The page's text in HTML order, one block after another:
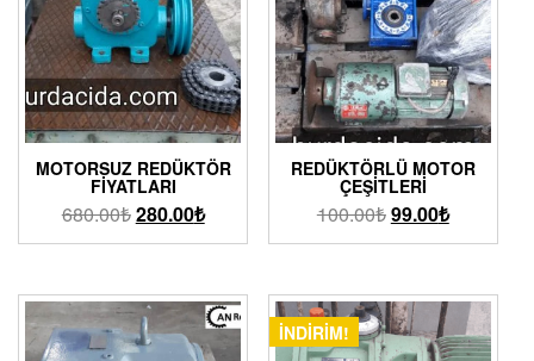
MOTORSUZ REDÜKTÖR
FIYATLARI
680.00₺280.00₺
REDÜKTÖRLÜ MOTOR
ÇEŞITLERI
100.00₺99.00₺
İNDIRIM!